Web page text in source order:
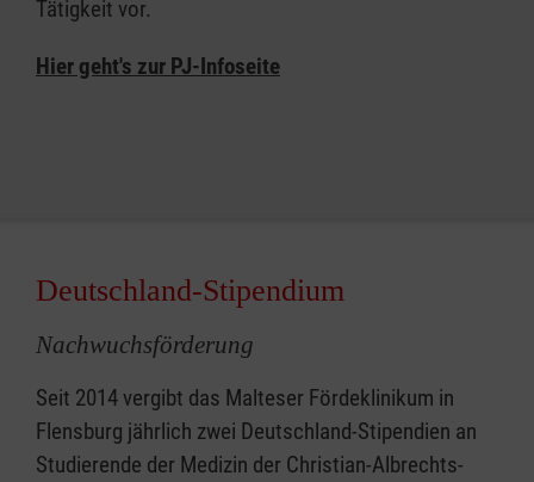
Tätigkeit vor.
Hier geht's zur PJ-Infoseite
Deutschland-Stipendium
Nachwuchsförderung
Seit 2014 vergibt das Malteser Fördeklinikum in
Flensburg jährlich zwei Deutschland-Stipendien an
Studierende der Medizin der Christian-Albrechts-